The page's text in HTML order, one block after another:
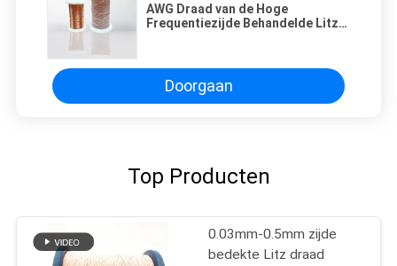
AWG Draad van de Hoge
Frequentiezijde Behandelde Litz
Doorgaan
Top Producten
0.03mm-0.5mm zijde
bedekte Litz draad